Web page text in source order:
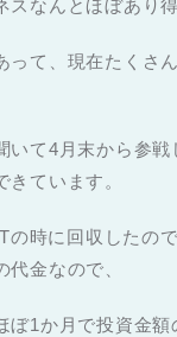
スなんとほぼあり得
って、現在たくさ
いて4月末から参戦
きています。
の時に回収したの
金なので、
ぼ1か月で投資金額